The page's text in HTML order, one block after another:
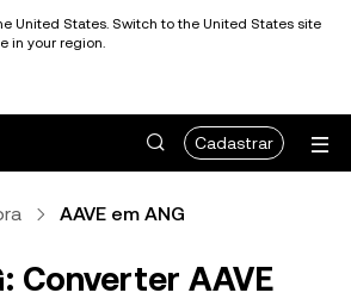
United States. Switch to the United States site
in your region.
Cadastrar
AAVE em ANG
Converter AAVE